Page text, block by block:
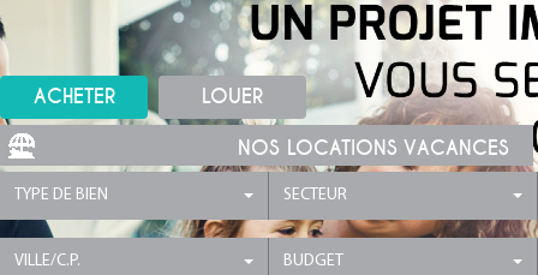
ACHETER LOUER
NOS LOCATIONS VACANCES
TYPE DE BIEN SECTEUR
VILLE/C.P. BUDGET